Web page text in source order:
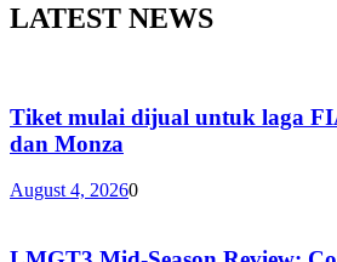
LATEST NEWS
Tiket mulai dijual untuk laga
dan Monza
August 4, 20260